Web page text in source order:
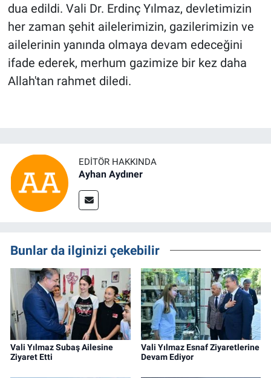
dua edildi. Vali Dr. Erdinç Yılmaz, devletimizin
her zaman şehit ailelerimizin, gazilerimizin ve
ailelerinin yanında olmaya devam edeceğini
ifade ederek, merhum gazimize bir kez daha
Allah'tan rahmet diledi.
EDITÖR HAKKINDA
Ayhan Aydıner
Bunlar da ilginizi çekebilir
Vali Yılmaz Subaş Ailesine
Ziyaret Etti
Vali Yılmaz Esnaf Ziyaretlerine
Devam Ediyor